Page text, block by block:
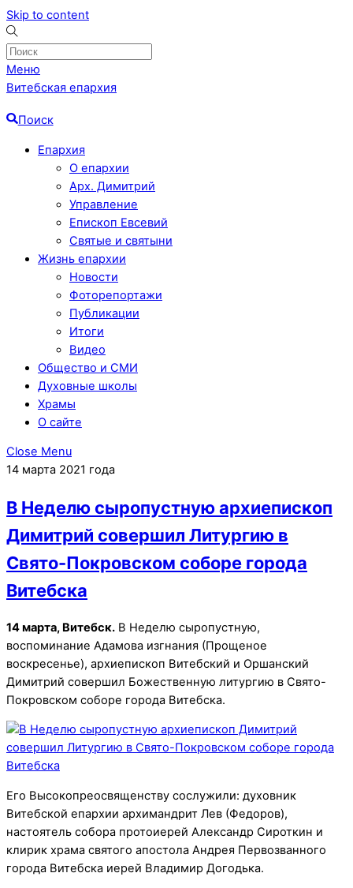
Skip to content
Меню
Витебская епархия
Поиск
Епархия
О епархии
Арх. Димитрий
Управление
Епископ Евсевий
Святые и святыни
Жизнь епархии
Новости
Фоторепортажи
Публикации
Итоги
Видео
Общество и СМИ
Духовные школы
Храмы
О сайте
Close Menu
14 марта 2021 года
В Неделю сыропустную архиепископ
Димитрий совершил Литургию в
Свято-Покровском соборе города
Витебска
14 марта, Витебск. В Неделю сыропустную,
воспоминание Адамова изгнания (Прощеное
воскресенье), архиепископ Витебский и Оршанский
Димитрий совершил Божественную литургию в Свято-
Покровском соборе города Витебска.
Его Высокопреосвященству сослужили: духовник
Витебской епархии архимандрит Лев (Федоров),
настоятель собора протоиерей Александр Сироткин и
клирик храма святого апостола Андрея Первозванного
города Витебска иерей Владимир Догодька.